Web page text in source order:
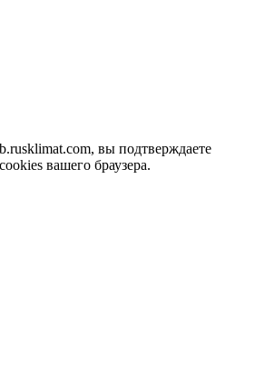
вы подтверждаете
вашего браузера.